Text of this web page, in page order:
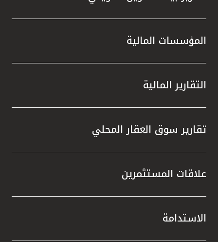
المؤسسات المالية
التقارير المالية
تقارير سوق العقار المحلي
علاقات المستثمرين
الاستدامة